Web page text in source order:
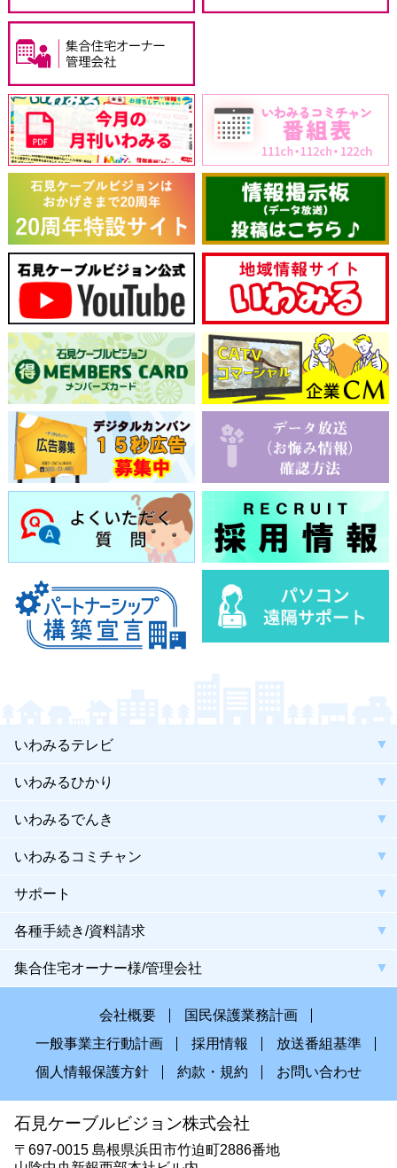
いわみるテレビ
いわみるひかり
いわみるでんき
いわみるコミチャン
サポート
各種手続き/資料請求
集合住宅オーナー様/管理会社
会社概要
国民保護業務計画
一般事業主行動計画
採用情報
放送番組基準
個人情報保護方針
約款・規約 お問い合わせ
石見ケーブルビジョン株式会社
〒697-0015 島根県浜田市竹迫町2886番地